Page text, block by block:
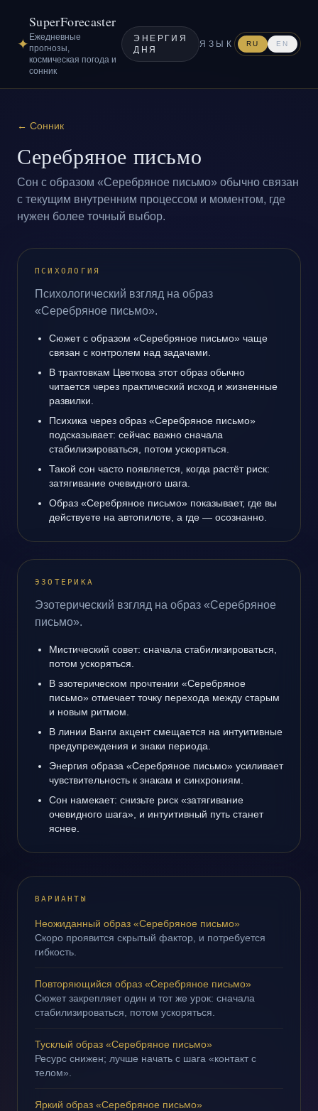
✦
SuperForecaster
Ежедневные
прогнозы,
космическая погода и
сонник
ЭНЕРГИЯ
ДНЯ
ЯЗЫК RU EN
← Сонник
Серебряное письмо
Сон с образом «Серебряное письмо» обычно связан
с текущим внутренним процессом и моментом, где
нужен более точный выбор.
ПСИХОЛОГИЯ
Психологический взгляд на образ
«Серебряное письмо».
Сюжет с образом «Серебряное письмо» чаще
связан с контролем над задачами.
В трактовкам Цветкова этот образ обычно
читается через практический исход и жизненные
развилки.
Психика через образ «Серебряное письмо»
подсказывает: сейчас важно сначала
стабилизироваться, потом ускоряться.
Такой сон часто появляется, когда растёт риск:
затягивание очевидного шага.
Образ «Серебряное письмо» показывает, где вы
действуете на автопилоте, а где — осознанно.
ЭЗОТЕРИКА
Эзотерический взгляд на образ «Серебряное
письмо».
Мистический совет: сначала стабилизироваться,
потом ускоряться.
В эзотерическом прочтении «Серебряное
письмо» отмечает точку перехода между старым
и новым ритмом.
В линии Ванги акцент смещается на интуитивные
предупреждения и знаки периода.
Энергия образа «Серебряное письмо» усиливает
чувствительность к знакам и синхрониям.
Сон намекает: снизьте риск «затягивание
очевидного шага», и интуитивный путь станет
яснее.
ВАРИАНТЫ
Неожиданный образ «Серебряное письмо»
Скоро проявится скрытый фактор, и потребуется
гибкость.
Повторяющийся образ «Серебряное письмо»
Сюжет закрепляет один и тот же урок: сначала
стабилизироваться, потом ускоряться.
Тусклый образ «Серебряное письмо»
Ресурс снижен; лучше начать с шага «контакт с
телом».
Яркий образ «Серебряное письмо»